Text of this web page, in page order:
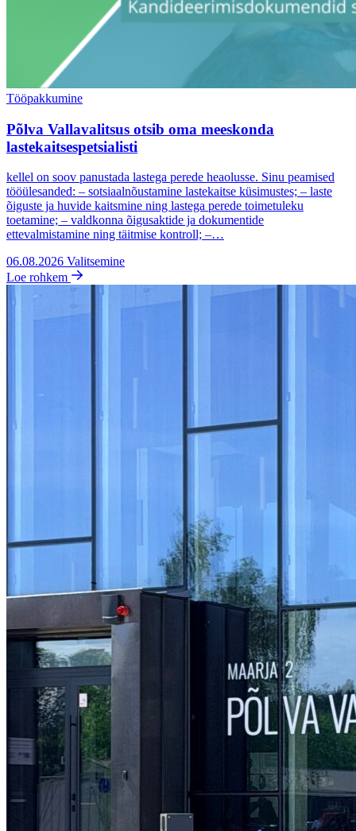
Tööpakkumine
Põlva Vallavalitsus otsib oma meeskonda
lastekaitsespetsialisti
kellel on soov panustada lastega perede heaolusse. Sinu peamised
tööülesanded: – sotsiaalnõustamine lastekaitse küsimustes; – laste
õiguste ja huvide kaitsmine ning lastega perede toimetuleku
toetamine; – valdkonna õigusaktide ja dokumentide
ettevalmistamine ning täitmise kontroll; –…
06.08.2026 Valitsemine
Loe rohkem